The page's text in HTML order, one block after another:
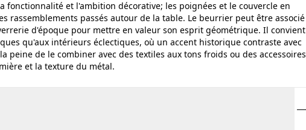
fonctionnalité et l'ambition décorative; les poignées et le couvercle en
rassemblements passés autour de la table. Le beurrier peut être associé
d'époque pour mettre en valeur son esprit géométrique. Il convient
qu'aux intérieurs éclectiques, où un accent historique contraste avec
peine de le combiner avec des textiles aux tons froids ou des accessoires
et la texture du métal.